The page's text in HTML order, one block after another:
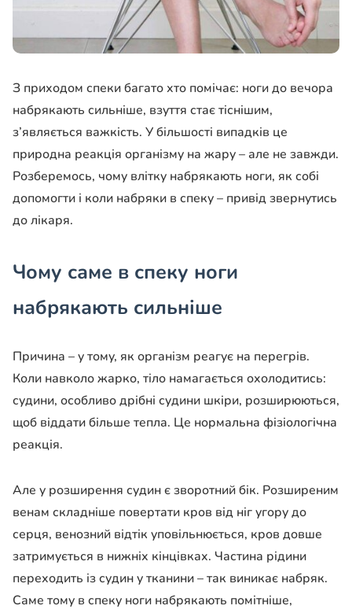
З приходом спеки багато хто помічає: ноги до вечора
набрякають сильніше, взуття стає тіснішим,
з’являється важкість. У більшості випадків це
природна реакція організму на жару – але не завжди.
Розберемось, чому влітку набрякають ноги, як собі
допомогти і коли набряки в спеку – привід звернутись
до лікаря.
Чому саме в спеку ноги
набрякають сильніше
Причина – у тому, як організм реагує на перегрів.
Коли навколо жарко, тіло намагається охолодитись:
судини, особливо дрібні судини шкіри, розширюються,
щоб віддати більше тепла. Це нормальна фізіологічна
реакція.
Але у розширення судин є зворотний бік. Розширеним
венам складніше повертати кров від ніг угору до
серця, венозний відтік уповільнюється, кров довше
затримується в нижніх кінцівках. Частина рідини
переходить із судин у тканини – так виникає набряк.
Саме тому в спеку ноги набрякають помітніше,